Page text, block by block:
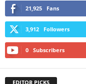
21,925 Fans
3,912 Followers
0 Subscribers
EDITOR PICKS